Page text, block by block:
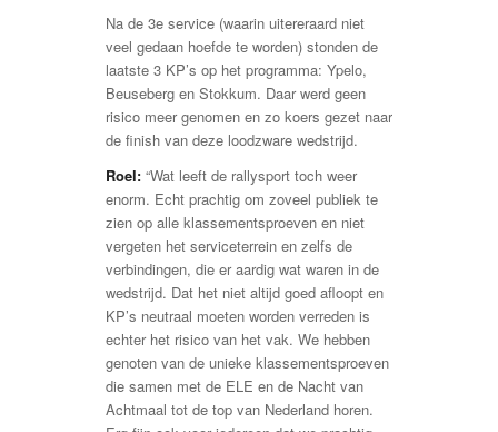
Na de 3e service (waarin uitereraard niet
veel gedaan hoefde te worden) stonden de
laatste 3 KP’s op het programma: Ypelo,
Beuseberg en Stokkum. Daar werd geen
risico meer genomen en zo koers gezet naar
de finish van deze loodzware wedstrijd.
Roel: “Wat leeft de rallysport toch weer
enorm. Echt prachtig om zoveel publiek te
zien op alle klassementsproeven en niet
vergeten het serviceterrein en zelfs de
verbindingen, die er aardig wat waren in de
wedstrijd. Dat het niet altijd goed afloopt en
KP’s neutraal moeten worden verreden is
echter het risico van het vak. We hebben
genoten van de unieke klassementsproeven
die samen met de ELE en de Nacht van
Achtmaal tot de top van Nederland horen.